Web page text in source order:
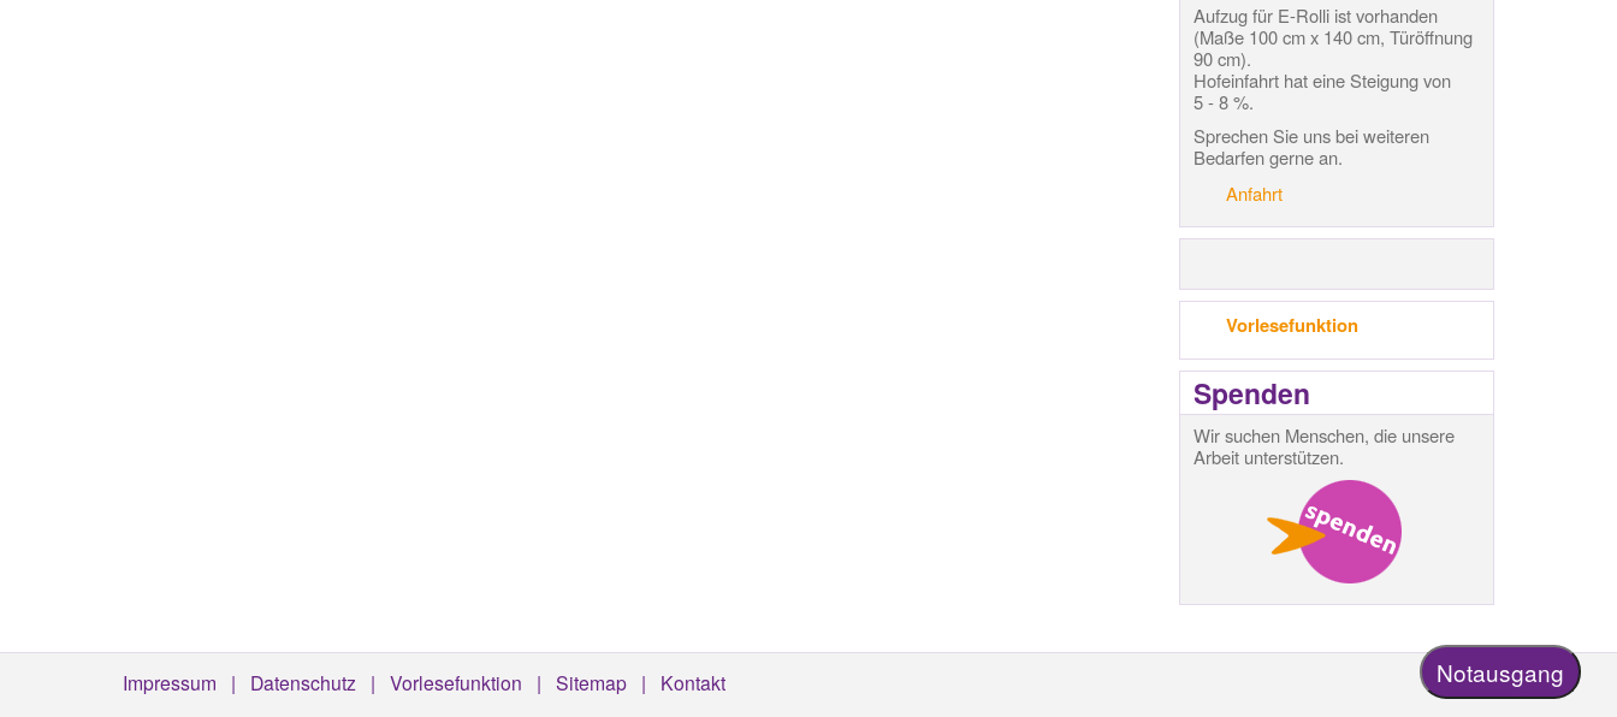
Notausgang
Aufzug für E-Rolli ist vorhanden
(Maße 100 cm x 140 cm, Türöffnung
90 cm).
Hofeinfahrt hat eine Steigung von
5 - 8 %.
Sprechen Sie uns bei weiteren
Bedarfen gerne an.
Anfahrt
Vorlesefunktion
Spenden
Wir suchen Menschen, die unsere
Arbeit unterstützen.
Footermenü
Impressum Datenschutz Vorlesefunktion Sitemap Kontakt